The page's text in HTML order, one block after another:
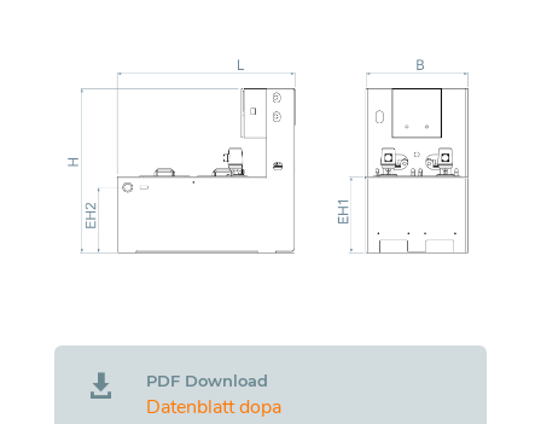
 PDF Download
Datenblatt dopa